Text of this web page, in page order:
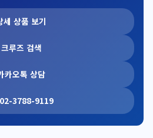
세 상품 보기
크루즈 검색
카오톡 상담
3788-9119